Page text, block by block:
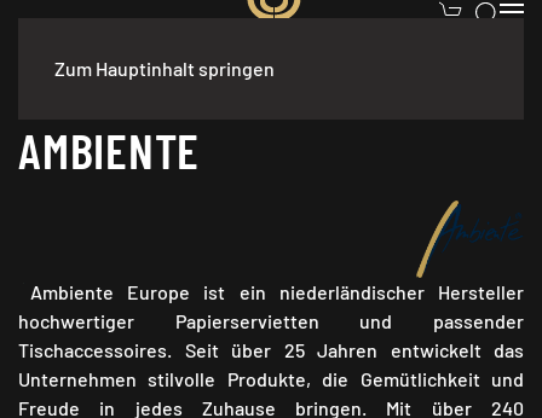
Zum Hauptinhalt springen
/ Ambiente
AMBIENTE
Ambiente Europe ist ein niederländischer Hersteller
hochwertiger Papierservietten und passender
Tischaccessoires. Seit über 25 Jahren entwickelt das
Unternehmen stilvolle Produkte, die Gemütlichkeit und
Freude in jedes Zuhause bringen. Mit über 240